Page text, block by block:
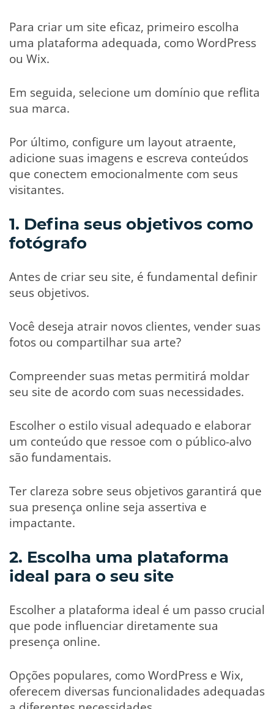
Para criar um site eficaz, primeiro escolha
uma plataforma adequada, como WordPress
ou Wix.
Em seguida, selecione um domínio que reflita
sua marca.
Por último, configure um layout atraente,
adicione suas imagens e escreva conteúdos
que conectem emocionalmente com seus
visitantes.
1. Defina seus objetivos como
fotógrafo
Antes de criar seu site, é fundamental definir
seus objetivos.
Você deseja atrair novos clientes, vender suas
fotos ou compartilhar sua arte?
Compreender suas metas permitirá moldar
seu site de acordo com suas necessidades.
Escolher o estilo visual adequado e elaborar
um conteúdo que ressoe com o público-alvo
são fundamentais.
Ter clareza sobre seus objetivos garantirá que
sua presença online seja assertiva e
impactante.
2. Escolha uma plataforma
ideal para o seu site
Escolher a plataforma ideal é um passo crucial
que pode influenciar diretamente sua
presença online.
Opções populares, como WordPress e Wix,
oferecem diversas funcionalidades adequadas